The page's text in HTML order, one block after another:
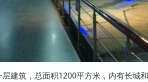
建筑，总面积1200平方米，内有长城